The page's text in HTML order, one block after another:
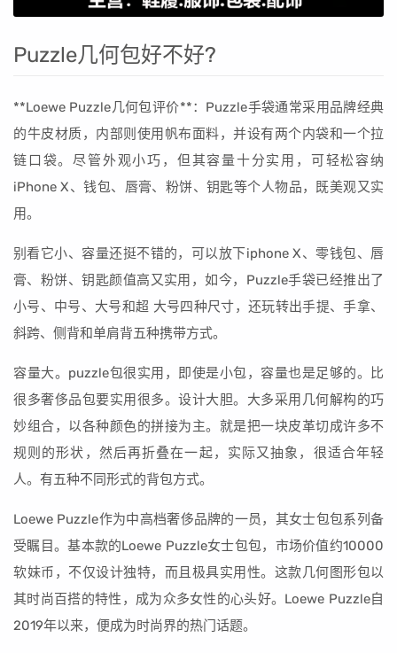
Puzzle几何包好不好?
**Loewe Puzzle几何包评价**：Puzzle手袋通常采用品牌经典
的牛皮材质，内部则使用帆布面料，并设有两个内袋和一个拉
链口袋。尽管外观小巧，但其容量十分实用，可轻松容纳
iPhone X、钱包、唇膏、粉饼、钥匙等个人物品，既美观又实
用。
别看它小、容量还挺不错的，可以放下iphone X、零钱包、唇
膏、粉饼、钥匙颜值高又实用，如今，Puzzle手袋已经推出了
小号、中号、大号和超 大号四种尺寸，还玩转出手提、手拿、
斜跨、侧背和单肩背五种携带方式。
容量大。puzzle包很实用，即使是小包，容量也是足够的。比
很多奢侈品包要实用很多。设计大胆。大多采用几何解构的巧
妙组合，以各种颜色的拼接为主。就是把一块皮革切成许多不
规则的形状，然后再折叠在一起，实际又抽象，很适合年轻
人。有五种不同形式的背包方式。
Loewe Puzzle作为中高档奢侈品牌的一员，其女士包包系列备
受瞩目。基本款的Loewe Puzzle女士包包，市场价值约10000
软妹币，不仅设计独特，而且极具实用性。这款几何图形包以
其时尚百搭的特性，成为众多女性的心头好。Loewe Puzzle自
2019年以来，便成为时尚界的热门话题。